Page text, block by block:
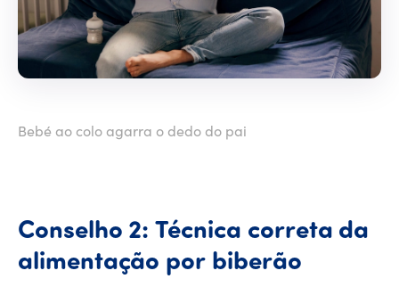
Bebé ao colo agarra o dedo do pai
Conselho 2: Técnica correta da
alimentação por biberão